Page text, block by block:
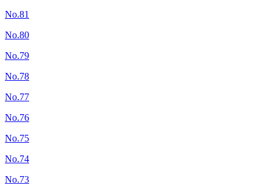
No.81
No.80
No.79
No.78
No.77
No.76
No.75
No.74
No.73